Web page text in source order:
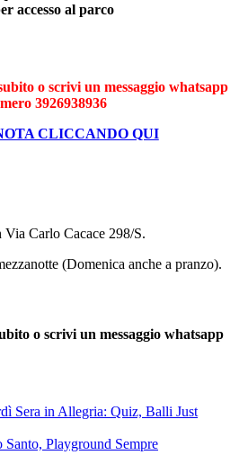
accesso al parco
o scrivi un messaggio whatsapp
3926938936
CLICCANDO QUI
Via Carlo Cacace 298/S.
(Domenica anche a pranzo).
o scrivi un messaggio whatsapp
Sera in Allegria: Quiz, Balli Just
Santo, Playground Sempre